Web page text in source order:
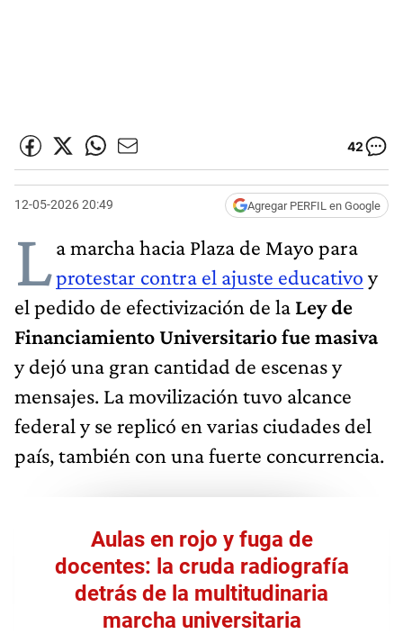
42
12-05-2026 20:49 Agregar PERFIL en Google
La marcha hacia Plaza de Mayo para
protestar contra el ajuste educativo y
el pedido de efectivización de la Ley de
Financiamiento Universitariofue masiva
y dejó una gran cantidad de escenas y
mensajes. La movilización tuvo alcance
federal y se replicó en varias ciudades del
país, también con una fuerte concurrencia.
Aulas en rojo y fuga de
docentes: la cruda radiografía
detrás de la multitudinaria
marcha universitaria